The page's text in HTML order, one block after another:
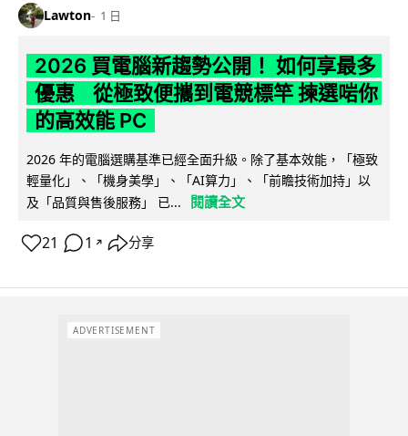
Lawton 1 日
2026 買電腦新趨勢公開！ 如何享最多
優惠 從極致便攜到電競標竿 揀選啱你
的高效能 PC
2026 年的電腦選購基準已經全面升級。除了基本效能，「極致
輕量化」、「機身美學」、「AI算力」、「前瞻技術加持」以
及「品質與售後服務」 已...
閱讀全文
21 1 ↗ 分享
ADVERTISEMENT